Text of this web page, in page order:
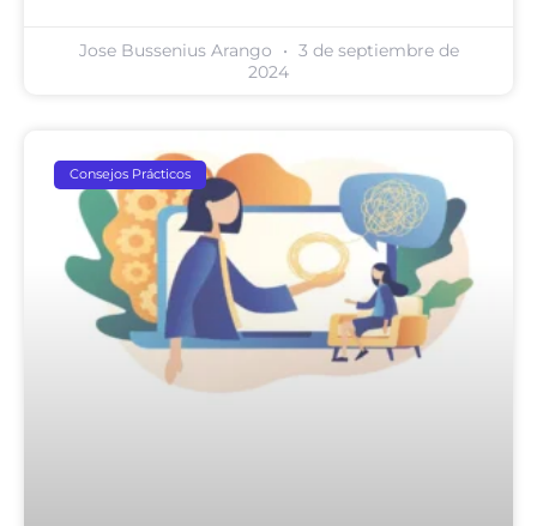
Jose Bussenius Arango
3 de septiembre de
2024
Consejos Prácticos